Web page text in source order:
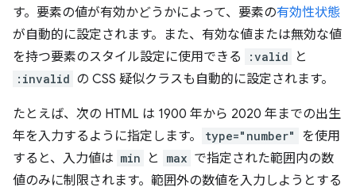
す。要素の値が有効かどうかによって、要素の有効性状態
が自動的に設定されます。また、有効な値または無効な値
を持つ要素のスタイル設定に使用できる
:valid と
:invalid の CSS 疑似クラスも自動的に設定されます。
たとえば、次の HTML は 1900 年から 2020 年までの出生
年を入力するように指定します。
type="number"
を使用
すると、入力値は min と max で指定された範囲内の数
値のみに制限されます。範囲外の数値を入力しようとする